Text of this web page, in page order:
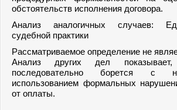
обстоятельств исполнения договора.
Анализ аналогичных случаев:
судебной практики
Рассматриваемое определение не
Анализ других дел
последовательно борется с
использованием формальных
от оплаты.